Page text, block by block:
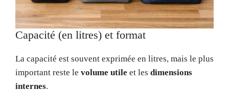
Capacité (en litres) et format
La capacité est souvent exprimée en litres, mais le plus
important reste le volume utile et les dimensions
internes.